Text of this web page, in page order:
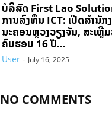
ບໍລິສັດ First Lao
ການລົງທຶນ ICT: ເປີດສຳນັກ
ນະຄອນຫຼວງວຽງຈັນ, ສະເຫຼີ
ຄົບຮອບ 16 ປີ...
User - July 16, 2025
NO COMMENTS